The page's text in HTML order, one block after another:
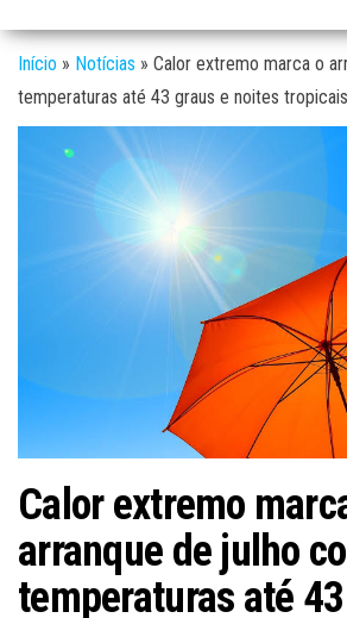
Início » Notícias » Calor extremo marca o
temperaturas até 43 graus e noites tropicais
Calor extremo
arranque de julho
temperaturas até